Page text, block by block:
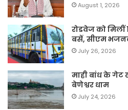
August 1, 2026
रोडवेज को
बसें, सीएम
July 26, 2026
माही बांध के
बेणेश्वर धाम
July 24, 2026